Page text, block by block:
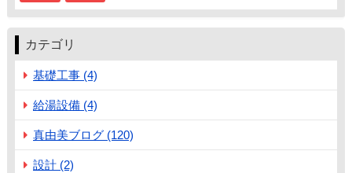
カテゴリ
基礎工事 (4)
給湯設備 (4)
真由美ブログ (120)
設計 (2)